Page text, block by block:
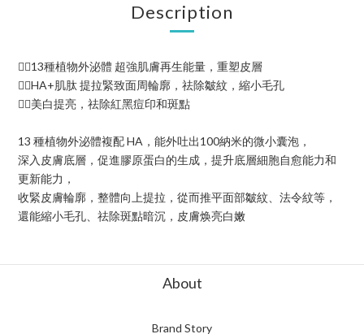
Description
👉🏻13種植物外泌體 超強肌膚再生能量，重塑皮層
👉🏻HA+肌肽 提拉緊致面周輪廓，祛除皺紋，縮小毛孔
👉🏻美白提亮，祛除紅黑痘印和斑點
13 種植物外泌體複配 HA，能外吐出100納米的微小囊泡，
深入皮膚底層，促進膠原蛋白的生成，提升底層細胞自愈能力和
更新能力，
收緊皮膚輪廓，整體向上提拉，從而推平面部皺紋、法令紋等，
還能縮小毛孔、祛除斑點暗沉，皮膚焕亮白嫩
About
Brand Story